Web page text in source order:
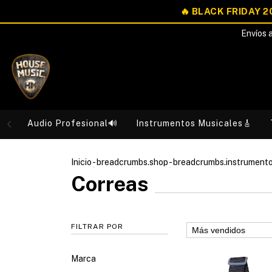
Envíos
Audio Profesional🔊 Instrumentos Musicales🎸
Inicio- breadcrumbs.shop-
Correas
FILTRAR POR
Marca